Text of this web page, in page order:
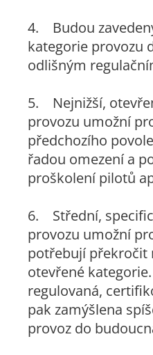
4. Budou
kategorie provozu
odlišným
5. Nejnižší,
provozu umožní
předchozího
řadou omezení a
proškolení pilotů
6. Střední,
provozu umožní
potřebují překročit
otevřené
regulovaná,
pak zamýšlena
provoz do